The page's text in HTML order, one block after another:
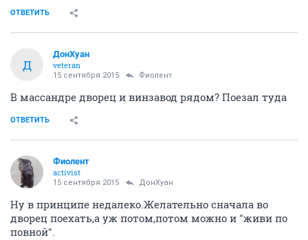
ОТВЕТИТЬ
Д
ДонХуан
veteran
15 сентября 2015 Фиолент
В массандре дворец и винзавод рядом? Поезал туда
ОТВЕТИТЬ
Фиолент
activist
15 сентября 2015 ДонХуан
Ну в принципе недалеко.Желательно сначала во
дворец поехать,а уж потом,потом можно и "живи по
повной".